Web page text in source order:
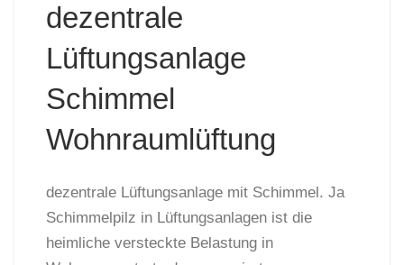
dezentrale
Lüftungsanlage
Schimmel
Wohnraumlüftung
dezentrale Lüftungsanlage mit Schimmel. Ja
Schimmelpilz in Lüftungsanlagen ist die
heimliche versteckte Belastung in